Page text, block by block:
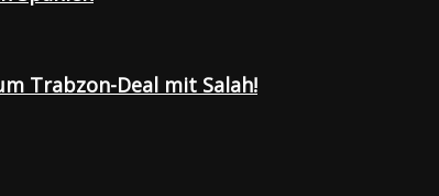
Trabzon-Deal mit Salah!